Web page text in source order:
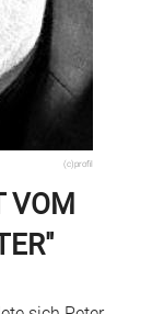
(c)profil
VOM